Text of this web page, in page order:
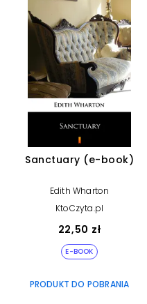
Sanctuary (e-book)
Edith Wharton
KtoCzyta.pl
22,50 zł
E-BOOK
PRODUKT DO POBRANIA